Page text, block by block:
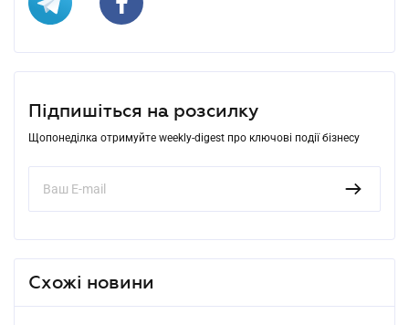
Підпишіться на розсилку
Щопонеділка отримуйте weekly-digest про ключові події бізнесу
Схожі новини